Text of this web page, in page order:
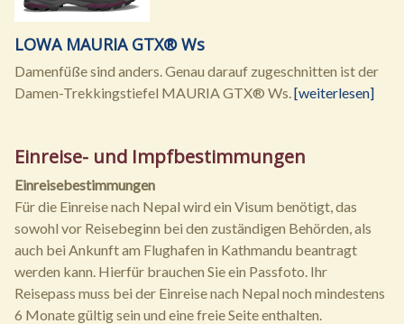
LOWA MAURIA GTX® Ws
Damenfüße sind anders. Genau darauf zugeschnitten ist der
Damen-Trekkingstiefel MAURIA GTX® Ws.[weiterlesen]
Einreise- und Impfbestimmungen
Einreisebestimmungen
Für die Einreise nach Nepal wird ein Visum benötigt, das
sowohl vor Reisebeginn bei den zuständigen Behörden, als
auch bei Ankunft am Flughafen in Kathmandu beantragt
werden kann. Hierfür brauchen Sie ein Passfoto. Ihr
Reisepass muss bei der Einreise nach Nepal noch mindestens
6 Monate gültig sein und eine freie Seite enthalten.